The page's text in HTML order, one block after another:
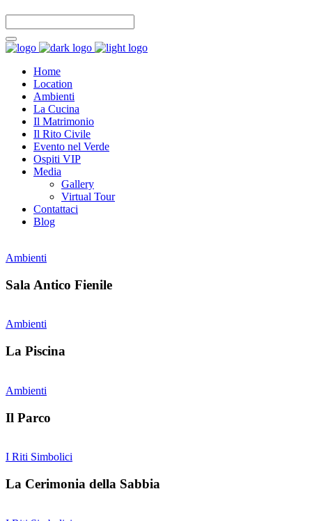
Home
Location
Ambienti
La Cucina
Il Matrimonio
Il Rito Civile
Evento nel Verde
Ospiti VIP
Media
Gallery
Virtual Tour
Contattaci
Blog
Ambienti
Sala Antico Fienile
Ambienti
La Piscina
Ambienti
Il Parco
I Riti Simbolici
La Cerimonia della Sabbia